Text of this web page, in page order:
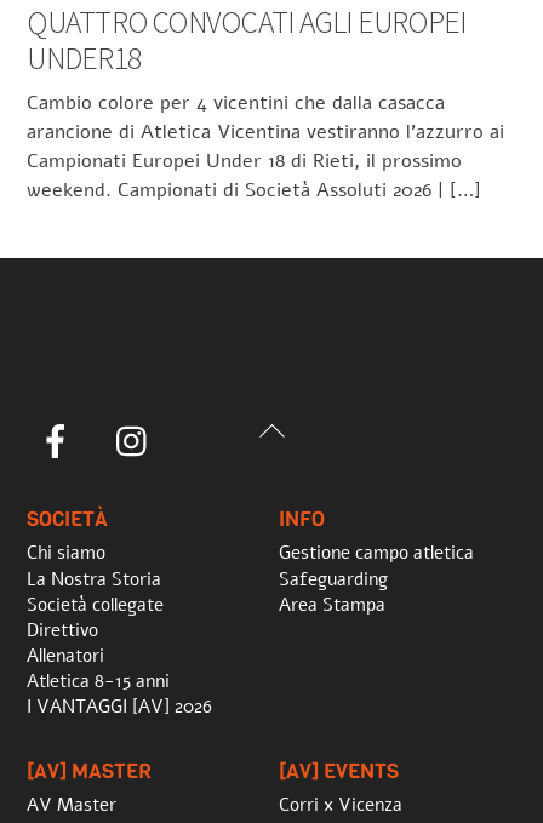
QUATTRO CONVOCATI AGLI EUROPEI
UNDER18
Cambio colore per 4 vicentini che dalla casacca
arancione di Atletica Vicentina vestiranno l’azzurro ai
Campionati Europei Under 18 di Rieti, il prossimo
weekend. Campionati di Società Assoluti 2026 | […]
Back
Facebook
SOCIETÀ
Chi siamo
La Nostra Storia
Società collegate
Direttivo
Allenatori
Atletica 8-15 anni
I VANTAGGI [AV] 2026
INFO
Gestione campo atletica
Safeguarding
Area Stampa
[AV] MASTER
AV Master
[AV] EVENTS
Corri x Vicenza